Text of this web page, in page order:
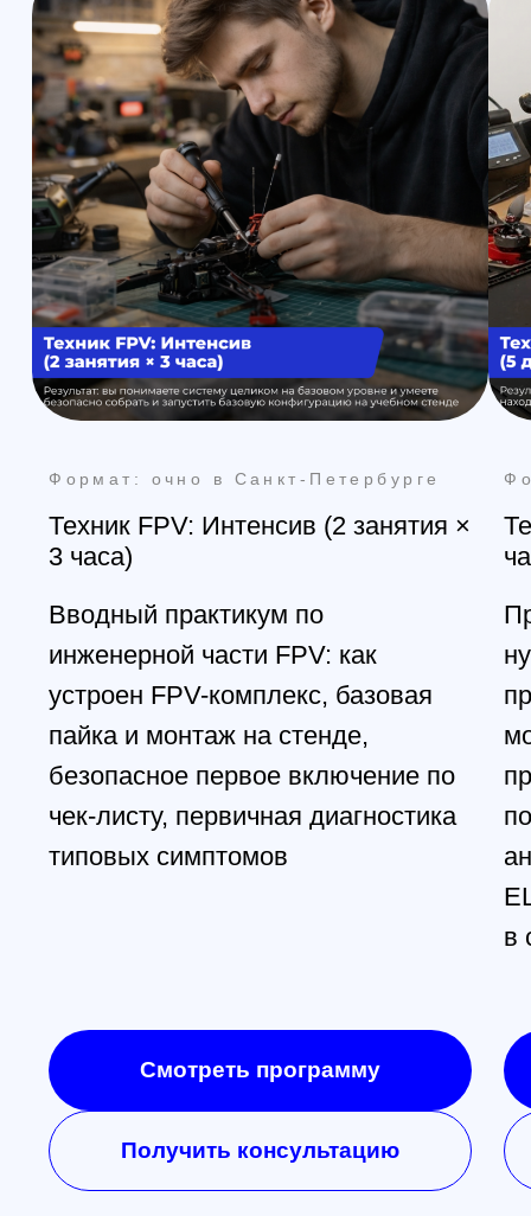
Остались вопросы?
Закажите обратный
звонок
Мы свяжемся с вами в самое
ближайшее время
Заказать звонок
Контакты
Обучение
Магазин
Производство
+7 (499) 408-47-42 Москва
All right reserved. ИП Ситников С.Е., 2026
Доставка и оплата из интернет-
магазина
Условия возврата товара
+7 (812) 648-47-42